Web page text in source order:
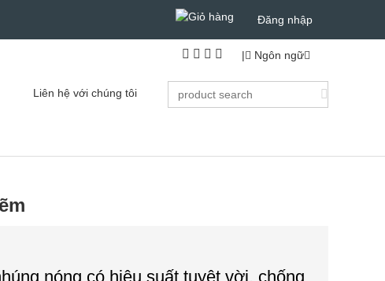
Đăng nhập
| Ngôn ngữ
Liên hệ với chúng tôi
nóng có hiệu suất tuyệt vời, chống